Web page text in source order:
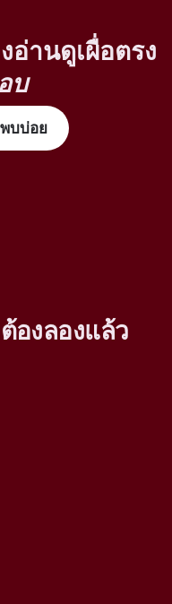
อ่านดูเผื่อตรง
บ
บบ่อย
องลองแล้ว